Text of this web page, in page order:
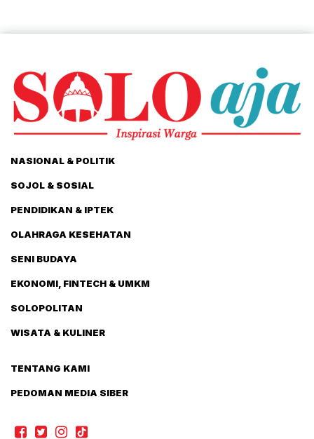
NASIONAL & POLITIK
SOJOL & SOSIAL
PENDIDIKAN & IPTEK
OLAHRAGA KESEHATAN
SENI BUDAYA
EKONOMI, FINTECH & UMKM
SOLOPOLITAN
WISATA & KULINER
TENTANG KAMI
PEDOMAN MEDIA SIBER